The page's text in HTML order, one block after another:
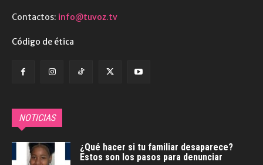
Contactos: info@tuvoz.tv
Código de ética
NOTICIAS
¿Qué hacer si tu familiar desaparece?
Estos son los pasos para denunciar